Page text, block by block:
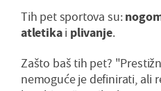
Tih pet sportova su:
atletikai plivanje.
Zašto baš tih pet?
nemoguće je definirati, ali